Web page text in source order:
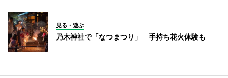
見る・遊ぶ
乃木神社で「なつまつり」 手持ち花火体験も